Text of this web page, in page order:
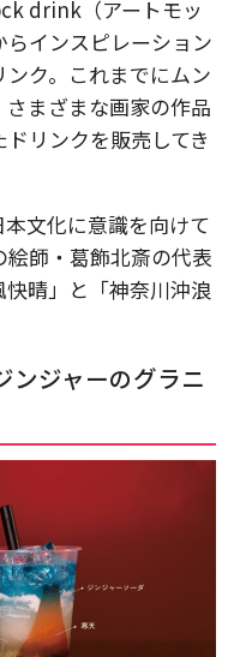
drink（アートモッ
インスピレーション
ク。これまでにムン
まざまな画家の作品
リンクを販売してき
文化に意識を向けて
師・葛飾北斎の代表
晴」と「神奈川沖浪
ンジャーのグラニ